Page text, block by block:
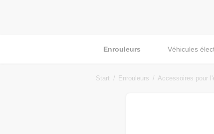
Enrouleurs Véhicules
Start Enrouleurs Accessoires pour